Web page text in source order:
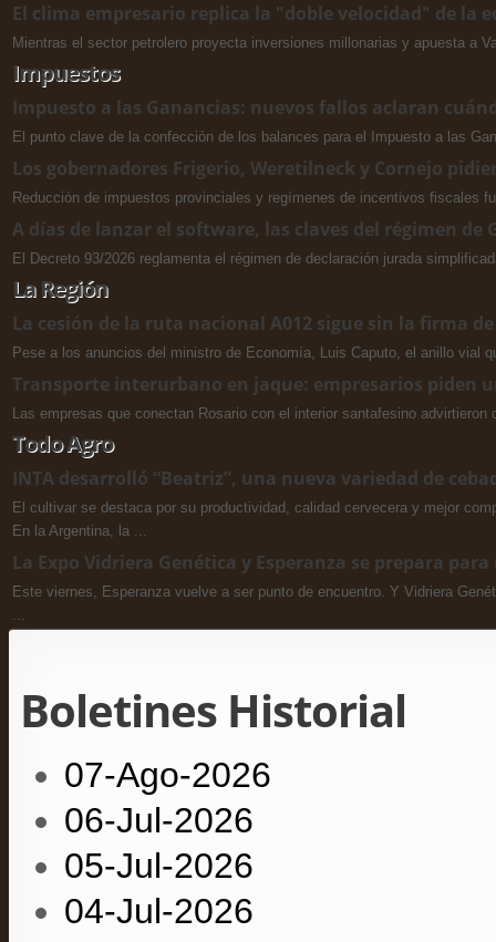
El clima empresario replica la "doble velocidad" de
Mientras el sector petrolero proyecta inversiones millonarias y apuesta a
Impuestos
Impuesto a las Ganancias: nuevos fallos aclaran
El punto clave de la confección de los balances para el Impuesto a las
Los gobernadores Frigerio, Weretilneck y Cornejo
Reducción de impuestos provinciales y regímenes de incentivos fiscales
A días de lanzar el software, las claves del régimen de
El Decreto 93/2026 reglamenta el régimen de declaración jurada
La Región
La cesión de la ruta nacional A012 sigue sin la firma
Pese a los anuncios del ministro de Economía, Luis Caputo, el anillo vial
Transporte interurbano en jaque: empresarios piden
Las empresas que conectan Rosario con el interior santafesino
Todo Agro
INTA desarrolló “Beatriz”, una nueva variedad de
El cultivar se destaca por su productividad, calidad cervecera y mejor
En la Argentina, la ...
La Expo Vidriera Genética y Esperanza se prepara
Este viernes, Esperanza vuelve a ser punto de encuentro. Y Vidriera
...
Boletines Historial
07-Ago-2026
06-Jul-2026
05-Jul-2026
04-Jul-2026